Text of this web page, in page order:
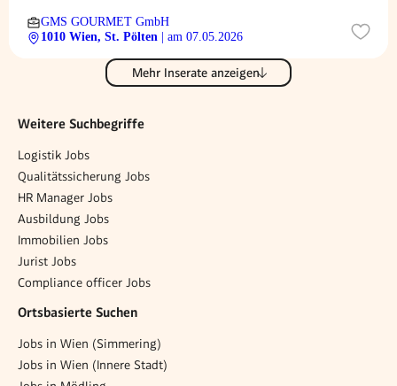
GMS GOURMET GmbH
1010 Wien, St. Pölten
| am 07.05.2026
Mehr Inserate anzeigen
Weitere Suchbegriffe
Logistik Jobs
Qualitätssicherung Jobs
HR Manager Jobs
Ausbildung Jobs
Immobilien Jobs
Jurist Jobs
Compliance officer Jobs
Ortsbasierte Suchen
Jobs in Wien (Simmering)
Jobs in Wien (Innere Stadt)